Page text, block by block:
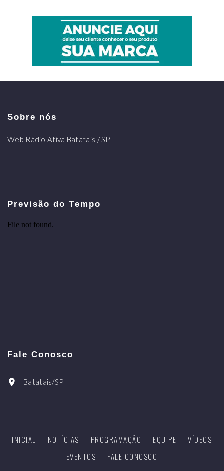
Sobre nós
Web Rádio Ativa Batatais / SP
Previsão do Tempo
Fale Conosco
Batatais/SP
INICIAL NOTÍCIAS PROGRAMAÇÃO EQUIPE
VÍDEOS
EVENTOS
FALE CONOSCO